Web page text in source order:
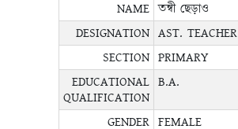
NAME তন্বী ছেড়াও
DESIGNATION AST. TEACHER
SECTION PRIMARY
EDUCATIONAL
QUALIFICATION
B.A.
GENDER FEMALE